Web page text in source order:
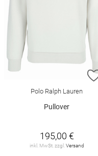
Polo Ralph Lauren
Pullover
195,00 €
inkl. MwSt. zzgl. Versand